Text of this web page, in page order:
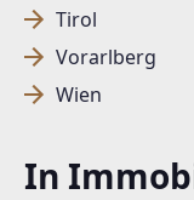
Tirol
Vorarlberg
Wien
In